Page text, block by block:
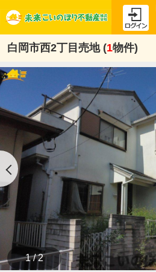
白岡市西2丁目売地 (1物件)
1 / 2